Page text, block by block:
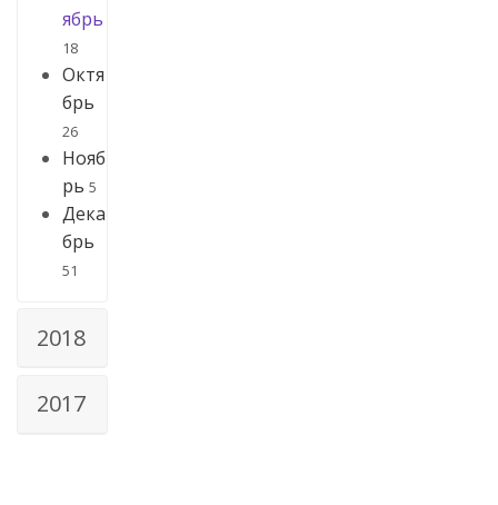
ябрь
18
Октя
брь
26
Нояб
рь 5
Дека
брь
51
2018
2017